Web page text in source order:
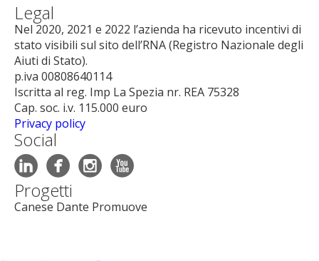
Legal
Nel 2020, 2021 e 2022 l’azienda ha ricevuto incentivi di
stato visibili sul sito dell’RNA (Registro Nazionale degli
Aiuti di Stato).
p.iva 00808640114
Iscritta al reg. Imp La Spezia nr. REA 75328
Cap. soc. i.v. 115.000 euro
Privacy policy
Social
   
Progetti
Canese Dante Promuove